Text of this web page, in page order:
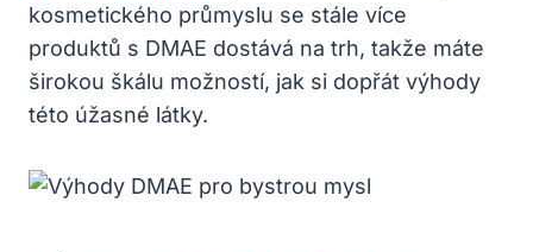
kosmetického průmyslu se stále více
produktů s DMAE dostává na trh, takže máte
širokou škálu možností, jak si dopřát výhody
této úžasné látky.